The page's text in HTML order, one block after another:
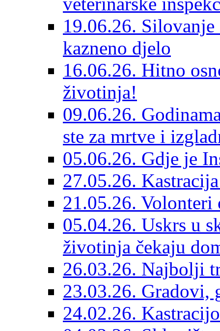
19.06.26.
kazneno djelo
16.06.26. Hitno
životinja!
09.06.26.
ste za mrtve i
05.06.26. Gdje je
27.05.26.
21.05.26. Volonteri
05.04.26. Uskrs u
životinja čekaju
26.03.26. Najbolji
23.03.26. Gradovi,
24.02.26.